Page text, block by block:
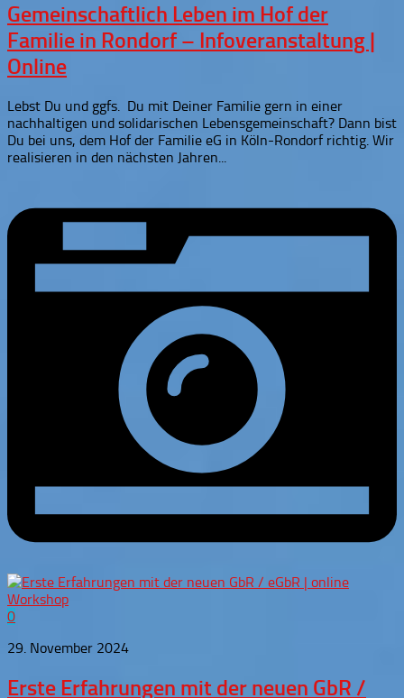
Gemeinschaftlich Leben im Hof der
Familie in Rondorf – Infoveranstaltung |
Online
Lebst Du und ggfs. Du mit Deiner Familie gern in einer
nachhaltigen und solidarischen Lebensgemeinschaft? Dann bist
Du bei uns, dem Hof der Familie eG in Köln-Rondorf richtig. Wir
realisieren in den nächsten Jahren...
0
29. November 2024
Erste Erfahrungen mit der neuen GbR /